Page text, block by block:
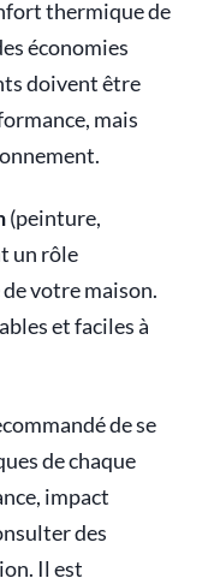
thermique de
économies
doivent être
mais
(peinture,
un rôle
votre maison.
et faciles à
de se
de chaque
impact
des
Il est